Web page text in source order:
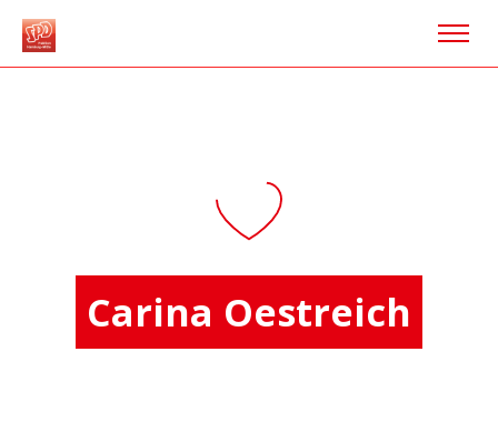
Carina Oestreich